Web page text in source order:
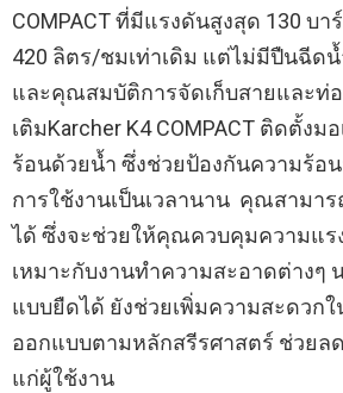
COMPACT ที่มีแรงดันสูงสุด 130 บ
420 ลิตร/ชมเท่าเดิม แต่ไม่มีปืนฉีด
และคุณสมบัติการจัดเก็บสายและท่
เติมKarcher K4 COMPACT ติดตั้งม
ร้อนด้วยน้ำ ซึ่งช่วยป้องกันความร้อน
การใช้งานเป็นเวลานาน คุณสามาร
ได้ ซึ่งจะช่วยให้คุณควบคุมความแร
เหมาะกับงานทำความสะอาดต่างๆ
แบบยืดได้ ยังช่วยเพิ่มความสะดวกใ
ออกแบบตามหลักสรีรศาสตร์ ช่วยล
แก่ผู้ใช้งาน